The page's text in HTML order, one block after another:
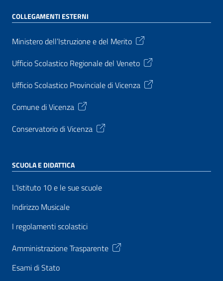
COLLEGAMENTI ESTERNI
Ministero dell’Istruzione e del Merito
Ufficio Scolastico Regionale del Veneto
Ufficio Scolastico Provinciale di Vicenza
Comune di Vicenza
Conservatorio di Vicenza
SCUOLA E DIDATTICA
L’Istituto 10 e le sue scuole
Indirizzo Musicale
I regolamenti scolastici
Amministrazione Trasparente
Esami di Stato